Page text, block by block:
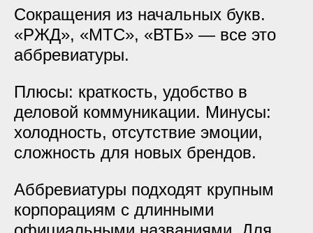
Сокращения из начальных букв.
«РЖД», «МТС», «ВТБ» — все это
аббревиатуры.
Плюсы: краткость, удобство в
деловой коммуникации. Минусы:
холодность, отсутствие эмоции,
сложность для новых брендов.
Аббревиатуры подходят крупным
корпорациям с длинными